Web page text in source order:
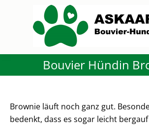
Bouvier Hündin
Brownie läuft noch ganz gut.
bedenkt, dass es sogar leicht